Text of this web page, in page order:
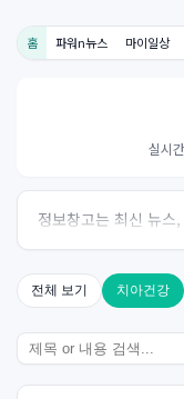
홈 파워n뉴스 마이일상
실시
정보창고는 최신 뉴
한 신뢰성 있는
전체 보기 치아건강